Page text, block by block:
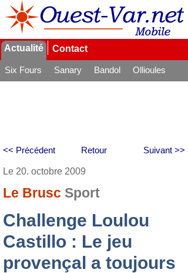
Actualité Contact
Six Fours Sanary Bandol
Ollioules
Retour
<< Précédent Suivant >>
Le 20. octobre 2009
Le Brusc Sport
Challenge Loulou
Castillo : Le jeu
provençal a toujours